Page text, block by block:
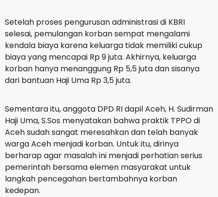
Setelah proses pengurusan administrasi di KBRI
selesai, pemulangan korban sempat mengalami
kendala biaya karena keluarga tidak memiliki cukup
biaya yang mencapai Rp 9 juta. Akhirnya, keluarga
korban hanya menanggung Rp 5,5 juta dan sisanya
dari bantuan Haji Uma Rp 3,5 juta.
Sementara itu, anggota DPD RI dapil Aceh, H. Sudirman
Haji Uma, S.Sos menyatakan bahwa praktik TPPO di
Aceh sudah sangat meresahkan dan telah banyak
warga Aceh menjadi korban. Untuk itu, dirinya
berharap agar masalah ini menjadi perhatian serius
pemerintah bersama elemen masyarakat untuk
langkah pencegahan bertambahnya korban
kedepan.